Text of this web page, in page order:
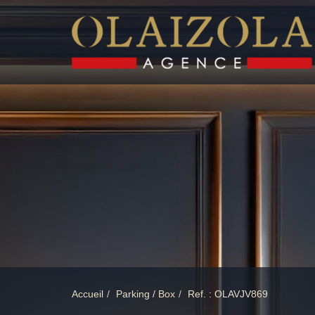
Accueil Parking / Box Ref. : OLAVJV869